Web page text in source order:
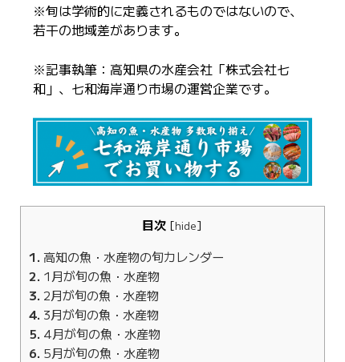
※旬は学術的に定義されるものではないので、
若干の地域差があります。
※記事執筆：高知県の水産会社「株式会社七
和」、七和海岸通り市場の運営企業です。
目次 [hide]
1 高知の魚・水産物の旬カレンダー
2 1月が旬の魚・水産物
3 2月が旬の魚・水産物
4 3月が旬の魚・水産物
5 4月が旬の魚・水産物
6 5月が旬の魚・水産物